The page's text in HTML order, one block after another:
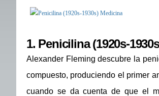
1. Penicilina (1920s-
Alexander Fleming descubre la
compuesto, produciendo el primer
cuando se da cuenta de que el